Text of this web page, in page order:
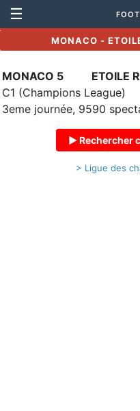
☰
MONACO -
MONACO 5
ETOILE
C1 (Champions League)
3eme journée, 9590
▶ Rechercher
> Ligue des